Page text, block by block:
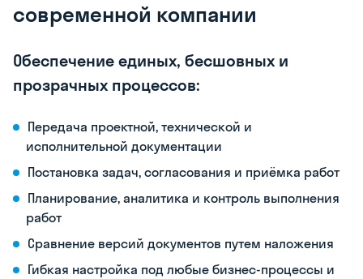
современной компании
Обеспечение единых, бесшовных и
прозрачных процессов:
Передача проектной, технической и
исполнительной документации
Постановка задач, согласования и приёмка работ
Планирование, аналитика и контроль выполнения
работ
Сравнение версий документов путем наложения
Гибкая настройка под любые бизнес-процессы и